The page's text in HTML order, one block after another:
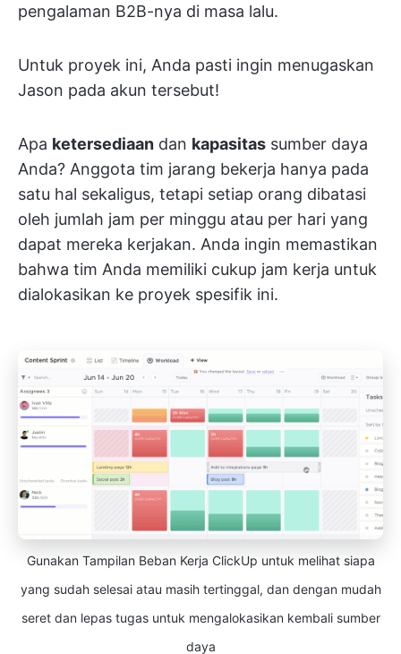
pengalaman B2B-nya di masa lalu.
Untuk proyek ini, Anda pasti ingin menugaskan
Jason pada akun tersebut!
Apa ketersediaan dan kapasitas sumber daya
Anda? Anggota tim jarang bekerja hanya pada
satu hal sekaligus, tetapi setiap orang dibatasi
oleh jumlah jam per minggu atau per hari yang
dapat mereka kerjakan. Anda ingin memastikan
bahwa tim Anda memiliki cukup jam kerja untuk
dialokasikan ke proyek spesifik ini.
Gunakan Tampilan Beban Kerja ClickUp untuk melihat siapa
yang sudah selesai atau masih tertinggal, dan dengan mudah
seret dan lepas tugas untuk mengalokasikan kembali sumber
daya